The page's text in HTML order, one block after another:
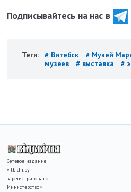
Подписывайтесь на нас в
Теги: # Витебск # Музей
музеев
# выставка #
Сетевое издание
vitbichi.by
зарегистрировано
Министерством